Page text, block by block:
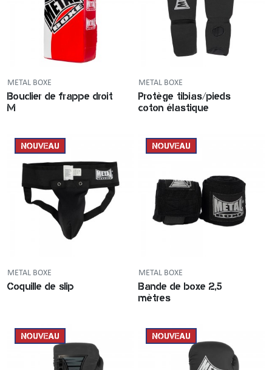
METAL BOXE
Bouclier de frappe droit
M
METAL BOXE
Protège tibias/pieds
coton élastique
NOUVEAU
METAL BOXE
Coquille de slip
NOUVEAU
METAL BOXE
Bande de boxe 2,5
mètres
NOUVEAU NOUVEAU